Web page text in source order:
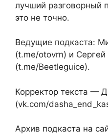
лучший разговорный
это не точно.
Ведущие подкаста:
(t.me/otovrn) и Сергей
(t.me/Beetleguice).
Корректор текста —
(vk.com/
Архив подкаста на